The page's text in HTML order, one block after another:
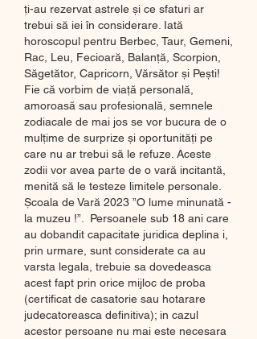
ți-au rezervat astrele și ce sfaturi ar
trebui să iei în considerare. Iată
horoscopul pentru Berbec, Taur, Gemeni,
Rac, Leu, Fecioară, Balanță, Scorpion,
Săgetător, Capricorn, Vărsător și Pești!
Fie că vorbim de viață personală,
amoroasă sau profesională, semnele
zodiacale de mai jos se vor bucura de o
mulțime de surprize și oportunități pe
care nu ar trebui să le refuze. Aceste
zodii vor avea parte de o vară incitantă,
menită să le testeze limitele personale.
Școala de Vară 2023 ”O lume minunată -
la muzeu !”.  Persoanele sub 18 ani care
au dobandit capacitate juridica deplina i,
prin urmare, sunt considerate ca au
varsta legala, trebuie sa dovedeasca
acest fapt prin orice mijloc de proba
(certificat de casatorie sau hotarare
judecatoreasca definitiva); in cazul
acestor persoane nu mai este necesara